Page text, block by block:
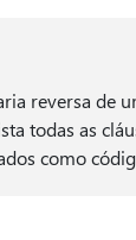
reversa de
todas as
como